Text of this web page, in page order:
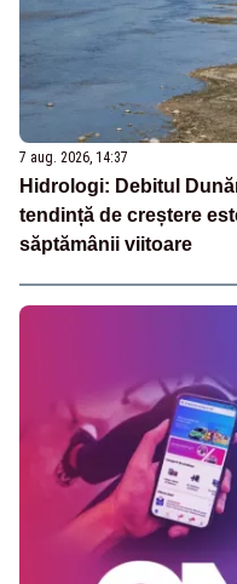
7 aug. 2026, 14:37
Hidrologi: Debitul
tendință de creștere
săptămânii viitoare